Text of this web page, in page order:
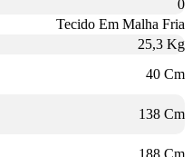
0
Tecido Em Malha Fria
25,3 Kg
40 Cm
138 Cm